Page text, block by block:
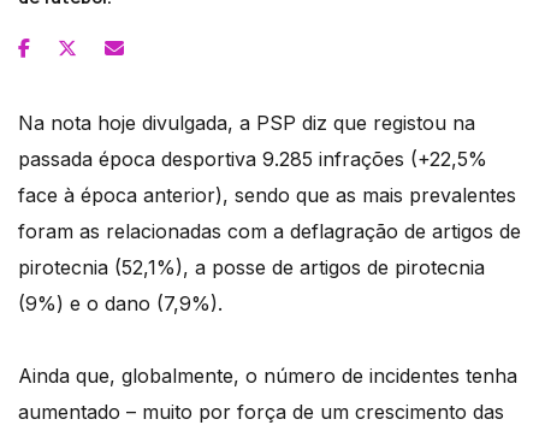
Na nota hoje divulgada, a PSP diz que registou na
passada época desportiva 9.285 infrações (+22,5%
face à época anterior), sendo que as mais prevalentes
foram as relacionadas com a deflagração de artigos de
pirotecnia (52,1%), a posse de artigos de pirotecnia
(9%) e o dano (7,9%).
Ainda que, globalmente, o número de incidentes tenha
aumentado – muito por força de um crescimento das